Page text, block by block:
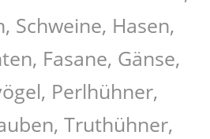
Schweine, Hasen,
Fasane, Gänse,
Perlhühner,
Truthühner,